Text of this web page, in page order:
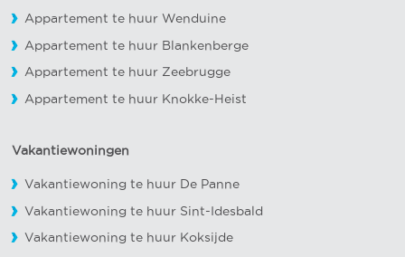
Appartement te huur Wenduine
Appartement te huur Blankenberge
Appartement te huur Zeebrugge
Appartement te huur Knokke-Heist
Vakantiewoningen
Vakantiewoning te huur De Panne
Vakantiewoning te huur Sint-Idesbald
Vakantiewoning te huur Koksijde